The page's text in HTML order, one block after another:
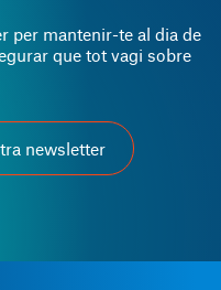
per mantenir-te al dia de
que tot vagi sobre
newsletter